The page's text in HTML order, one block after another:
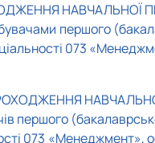
НАВЧАЛЬНОЇ
першого
073
першого
073 «Менеджмент»,